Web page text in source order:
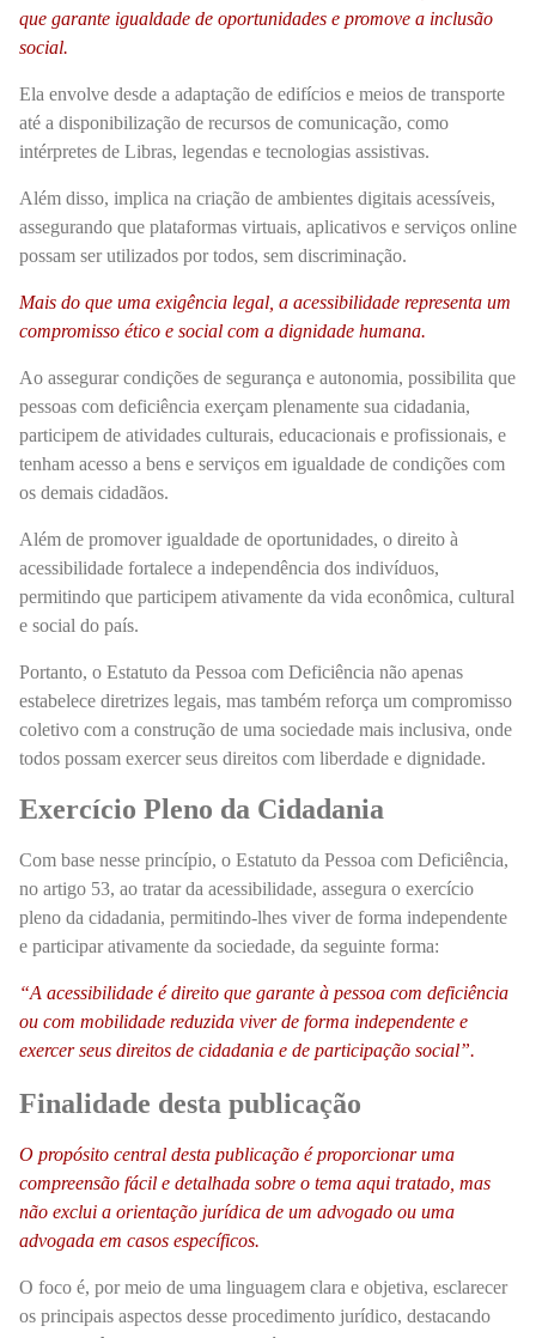
que garante igualdade de oportunidades e promove a inclusão
social.
Ela envolve desde a adaptação de edifícios e meios de transporte
até a disponibilização de recursos de comunicação, como
intérpretes de Libras, legendas e tecnologias assistivas.
Além disso, implica na criação de ambientes digitais acessíveis,
assegurando que plataformas virtuais, aplicativos e serviços online
possam ser utilizados por todos, sem discriminação.
Mais do que uma exigência legal, a acessibilidade representa um
compromisso ético e social com a dignidade humana.
Ao assegurar condições de segurança e autonomia, possibilita que
pessoas com deficiência exerçam plenamente sua cidadania,
participem de atividades culturais, educacionais e profissionais, e
tenham acesso a bens e serviços em igualdade de condições com
os demais cidadãos.
Além de promover igualdade de oportunidades, o direito à
acessibilidade fortalece a independência dos indivíduos,
permitindo que participem ativamente da vida econômica, cultural
e social do país.
Portanto, o Estatuto da Pessoa com Deficiência não apenas
estabelece diretrizes legais, mas também reforça um compromisso
coletivo com a construção de uma sociedade mais inclusiva, onde
todos possam exercer seus direitos com liberdade e dignidade.
Exercício Pleno da Cidadania
Com base nesse princípio, o Estatuto da Pessoa com Deficiência,
no artigo 53, ao tratar da acessibilidade, assegura o exercício
pleno da cidadania, permitindo-lhes viver de forma independente
e participar ativamente da sociedade, da seguinte forma:
“A acessibilidade é direito que garante à pessoa com deficiência
ou com mobilidade reduzida viver de forma independente e
exercer seus direitos de cidadania e de participação social”.
Finalidade desta publicação
O propósito central desta publicação é proporcionar uma
compreensão fácil e detalhada sobre o tema aqui tratado, mas
não exclui a orientação jurídica de um advogado ou uma
advogada em casos específicos.
O foco é, por meio de uma linguagem clara e objetiva, esclarecer
os principais aspectos desse procedimento jurídico, destacando